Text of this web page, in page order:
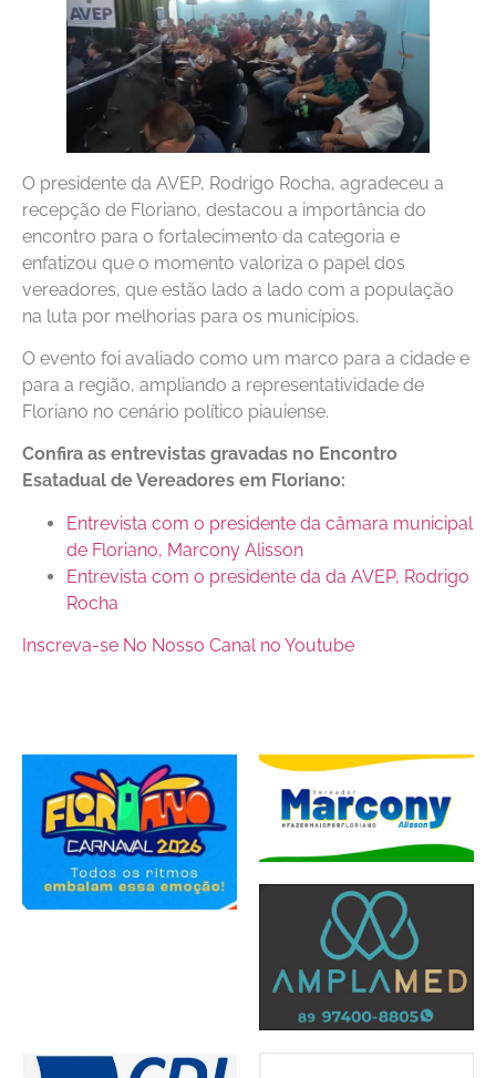
O presidente da AVEP, Rodrigo Rocha, agradeceu a
recepção de Floriano, destacou a importância do
encontro para o fortalecimento da categoria e
enfatizou que o momento valoriza o papel dos
vereadores, que estão lado a lado com a população
na luta por melhorias para os municípios.
O evento foi avaliado como um marco para a cidade e
para a região, ampliando a representatividade de
Floriano no cenário político piauiense.
Confira as entrevistas gravadas no Encontro
Esatadual de Vereadores em Floriano:
Entrevista com o presidente da câmara municipal
de Floriano, Marcony Alisson
Entrevista com o presidente da da AVEP, Rodrigo
Rocha
Inscreva-se No Nosso Canal no Youtube